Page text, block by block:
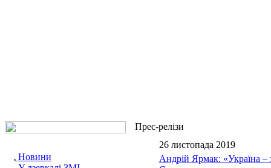
Новини
Прес-релізи
26 листопада 2019
Андрій Ярмак: «Україна –